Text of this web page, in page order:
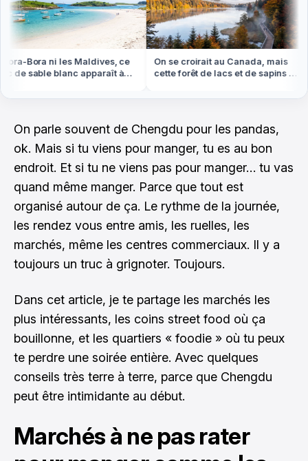
Bora ni les Maldives, ce
sable blanc apparaît à
On se croirait au Canada, mais
cette forêt de lacs et de sapins est
On parle souvent de Chengdu pour les pandas,
ok. Mais si tu viens pour manger, tu es au bon
endroit. Et si tu ne viens pas pour manger… tu vas
quand même manger. Parce que tout est
organisé autour de ça. Le rythme de la journée,
les rendez vous entre amis, les ruelles, les
marchés, même les centres commerciaux. Il y a
toujours un truc à grignoter. Toujours.
Dans cet article, je te partage les marchés les
plus intéressants, les coins street food où ça
bouillonne, et les quartiers « foodie » où tu peux
te perdre une soirée entière. Avec quelques
conseils très terre à terre, parce que Chengdu
peut être intimidante au début.
Marchés à ne pas rater